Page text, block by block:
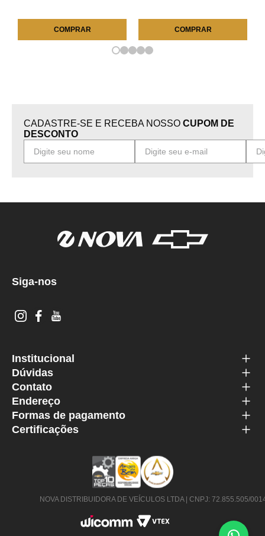
COMPRAR COMPRAR
CADASTRE-SE E RECEBA NOSSO CUPOM DE
DESCONTO
Siga-nos
Institucional
Dúvidas
Contato
Endereço
Formas de pagamento
Certificações
NOVA DISTRIBUIDORA DE VEÍCULOS LTDA | CNPJ: 72.855.505/